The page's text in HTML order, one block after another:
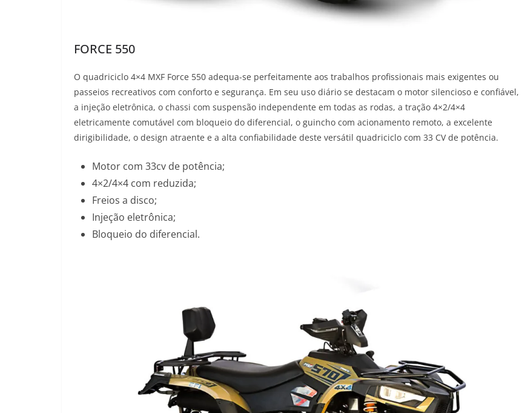
FORCE 550
O quadriciclo 4×4 MXF Force 550 adequa-se perfeitamente aos trabalhos profissionais mais exigentes ou
passeios recreativos com conforto e segurança. Em seu uso diário se destacam o motor silencioso e confiável,
a injeção eletrônica, o chassi com suspensão independente em todas as rodas, a tração 4×2/4×4
eletricamente comutável com bloqueio do diferencial, o guincho com acionamento remoto, a excelente
dirigibilidade, o design atraente e a alta confiabilidade deste versátil quadriciclo com 33 CV de potência.
Motor com 33cv de potência;
4×2/4×4 com reduzida;
Freios a disco;
Injeção eletrônica;
Bloqueio do diferencial.